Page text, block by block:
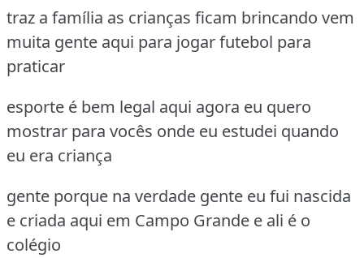
traz a família as crianças ficam brincando vem
muita gente aqui para jogar futebol para
praticar
esporte é bem legal aqui agora eu quero
mostrar para vocês onde eu estudei quando
eu era criança
gente porque na verdade gente eu fui nascida
e criada aqui em Campo Grande e ali é o
colégio